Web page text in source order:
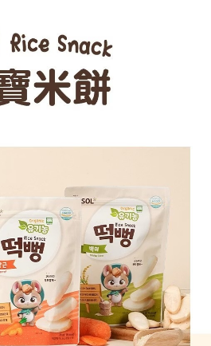
。
瀏覽以下網址：
法定代理人或監護人之同意方可使用
意申辦者引起之損失，本公司不負相關責
，將依據個別帳號之用戶狀況，依本公司即
以上)免運費